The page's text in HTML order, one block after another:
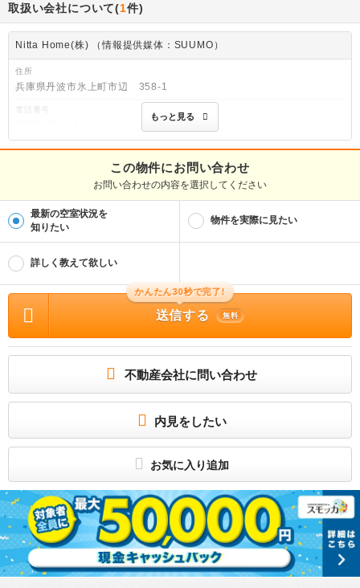
取扱い会社について(1件)
Nitta Home(株) （情報提供媒体：SUUMO）
住所
兵庫県丹波市氷上町市辺 358-1
電話番号
免許番号
兵庫県知事(2)第750184号
仲介
物件管理番号
100505076470
※お問い合わせの際には、担当者へ物件管理番号をお伝えください。
物件の所在地 : 兵庫県丹波市山南町野坂 / 交通の利便 : ＪＲ加古川線/船町口駅 歩3
6分、ＪＲ加古川線/久下村駅 歩43分、ＪＲ加古川線/本黒田駅 歩54分 / 面積 : 43.7
5m² / 築年月 : 2006年02月 / 賃料 : 5.2万円 / 管理費又は共益費等 : 4,000円 / 礼
金等 : 無料 / 敷金 : 2.0万円、保証金等 : －、 償却、敷引 : － / 住宅総合保険等の
損害保険料 : 要 / その他 : この度は当店の物件をご覧いただき誠にありがとうござ
います♪ Ｎｉｔｔａ Ｈｏｍｅです！ 現在のご覧の物件以外にも様々なお部屋を
内・お出迎えでのご案内も承っています♪ 気になることやお部屋探しで困ったこと
があれば何でもご相談下さい☆彡 あなたにぴったりのお部屋探しをお手伝い致し
ます。お問い合わせをお待ちしております◎ 合計5万円（内訳：一時金5万円） 二人
入居可/子供可 普通借家 2年 / 駐車場 : 有（敷地内) 敷地内2200円
追焚や独立洗髪洗面台など水回りの設備が充実◇住み良い環境＊
プ』なのでスムーズな対応が可能★初期費用のお支払いはクレジット決済（分割払
いも対応）ＯＫ◎公式LINEは営業時間外でもOK◎
所属団体
（一社）兵庫県宅地建物取引業協会会員
（公社）近畿地区不動産公正取引協議会加盟
もっと見る
この物件にお問い合わせ
お問い合わせの内容を選択してください
最新の空室状況を
知りたい
物件を実際に見たい
詳しく教えて欲しい
かんたん30秒で完了!
送信する 無料
不動産会社に問い合わせ
内見をしたい
お気に入り追加